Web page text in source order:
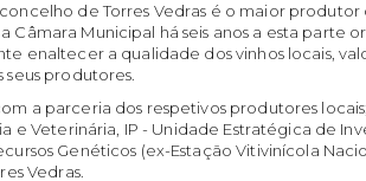
de Torres Vedras é o maior produtor
Câmara Municipal há seis anos a esta parte
enaltecer a qualidade dos vinhos locais,
produtores.
a parceria dos respetivos produtores
e Veterinária, IP - Unidade Estratégica de
Genéticos (ex-Estação Vitivinícola
Vedras.